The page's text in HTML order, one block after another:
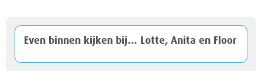
Even binnen kijken bij… Lotte, Anita en Floor